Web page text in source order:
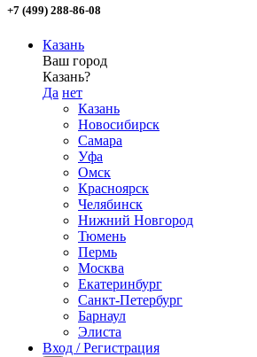
+7 (499) 288-86-08
Казань
Ваш город
Казань?
Да нет
Казань
Новосибирск
Самара
Уфа
Омск
Красноярск
Челябинск
Нижний Новгород
Тюмень
Пермь
Москва
Екатеринбург
Санкт-Петербург
Барнаул
Элиста
Вход / Регистрация